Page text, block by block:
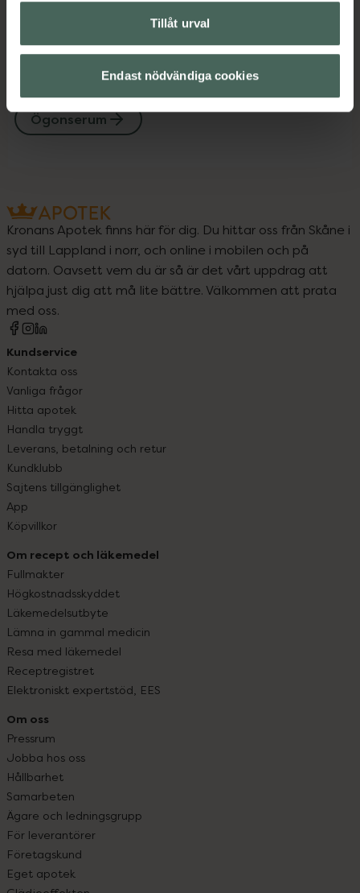
Tillåt urval
Endast nödvändiga cookies
Upptäck flera produkter inom
Ansiktsserum
Ansiktsvård
Premium hudvård
Ögonserum
Kronans Apotek finns här för dig. Du hittar oss från Skåne i
syd till Lappland i norr, och online i mobilen och på
datorn. Oavsett vem du är så är det vårt uppdrag att
hjälpa just dig att må lite bättre. Välkommen att prata
med oss.
Kundservice
Kontakta oss
Vanliga frågor
Hitta apotek
Handla tryggt
Leverans, betalning och retur
Kundklubb
Sajtens tillgänglighet
App
Köpvillkor
Om recept och läkemedel
Fullmakter
Högkostnadsskyddet
Läkemedelsutbyte
Lämna in gammal medicin
Resa med läkemedel
Receptregistret
Elektroniskt expertstöd, EES
Om oss
Pressrum
Jobba hos oss
Hållbarhet
Samarbeten
Ägare och ledningsgrupp
För leverantörer
Företagskund
Eget apotek